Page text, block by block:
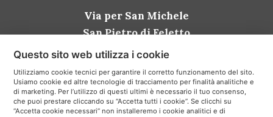
Via per San Michele
San Pietro di Feletto
31020 Conegliano TV
ITALIA
Come arrivare
Questo sito web utilizza i cookie
Utilizziamo cookie tecnici per garantire il corretto funzionamento del sito.
Usiamo cookie ed altre tecnologie di tracciamento per finalità analitiche e
di marketing. Per l’utilizzo di questi ultimi è necessario il tuo consenso,
che puoi prestare cliccando su “Accetta tutti i cookie”. Se clicchi su
“Accetta cookie necessari” non installeremo i cookie analitici e di